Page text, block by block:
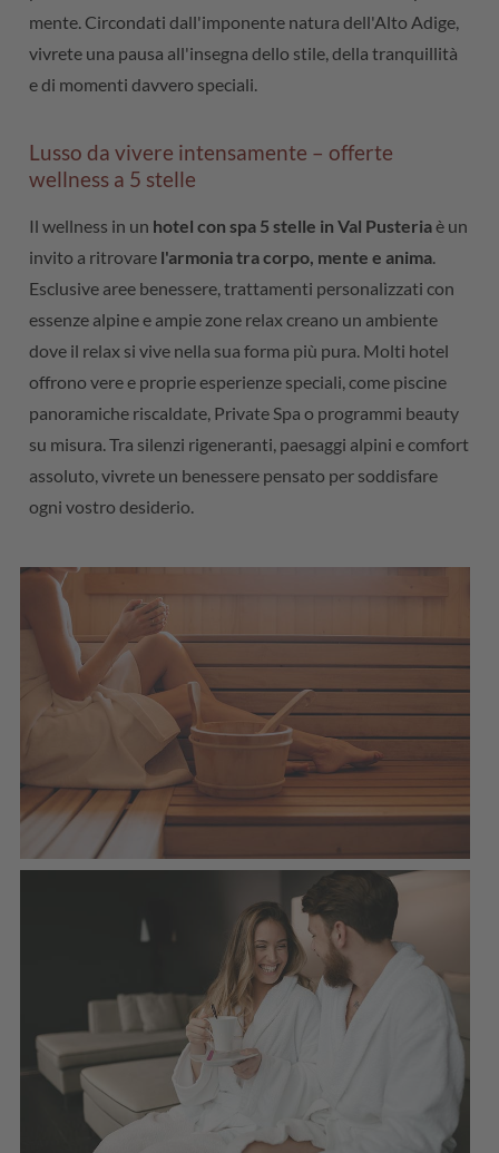
mente. Circondati dall'imponente natura dell'Alto Adige,
vivrete una pausa all'insegna dello stile, della tranquillità
e di momenti davvero speciali.
Lusso da vivere intensamente – offerte
wellness a 5 stelle
Il wellness in un hotel con spa 5 stelle in Val Pusteriaè un
invito a ritrovare l'armonia tra corpo, mente e anima
Esclusive aree benessere, trattamenti personalizzati con
essenze alpine e ampie zone relax creano un ambiente
dove il relax si vive nella sua forma più pura. Molti hotel
offrono vere e proprie esperienze speciali, come piscine
panoramiche riscaldate, Private Spa o programmi beauty
su misura. Tra silenzi rigeneranti, paesaggi alpini e comfort
assoluto, vivrete un benessere pensato per soddisfare
ogni vostro desiderio.